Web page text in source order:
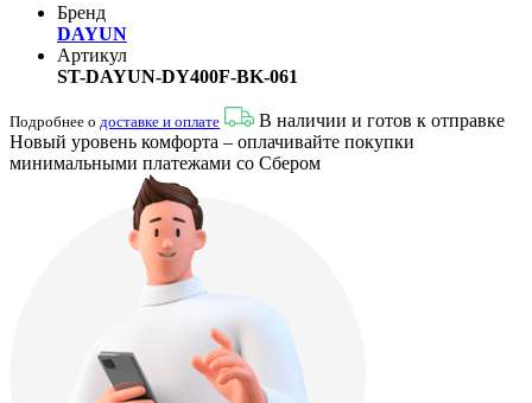
Бренд
DAYUN
Артикул
ST-DAYUN-DY400F-BK-061
Подробнее о доставке и оплате
В наличии и готов к отправке
Новый уровень комфорта – оплачивайте покупки
минимальными платежами со Сбером